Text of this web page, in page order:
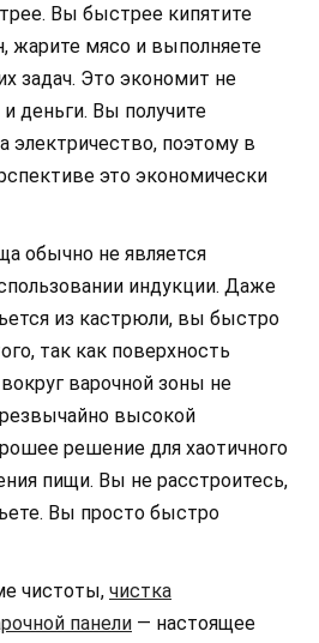
Вы быстрее кипятите
жарите мясо и выполняете
задач. Это экономит не
деньги. Вы получите
электричество, поэтому в
это экономически
обычно не является
индукции. Даже
из кастрюли, вы быстро
так как поверхность
варочной зоны не
высокой
решение для хаотичного
пищи. Вы не расстроитесь,
Вы просто быстро
чистоты, чистка
панели — настоящее